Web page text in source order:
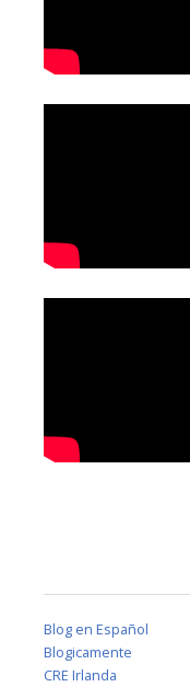
Blog en Español
Blogicamente
CRE Irlanda